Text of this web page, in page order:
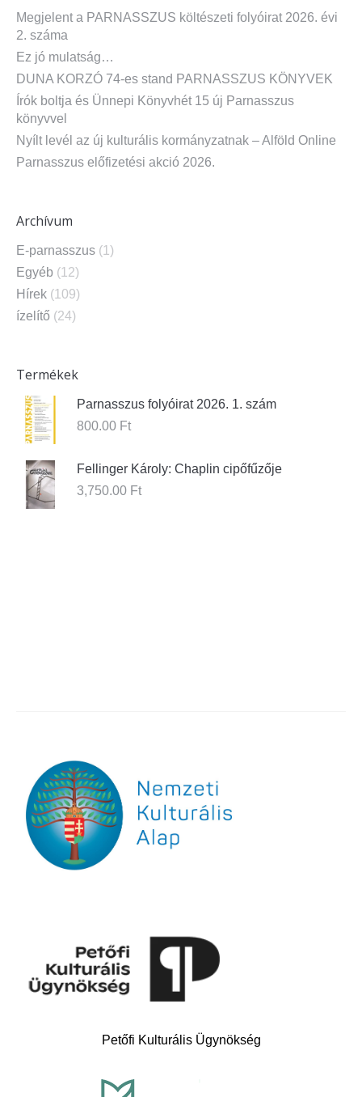
Megjelent a PARNASSZUS költészeti folyóirat 2026. évi
2. száma
Ez jó mulatság…
DUNA KORZÓ 74-es stand PARNASSZUS KÖNYVEK
Írók boltja és Ünnepi Könyvhét 15 új Parnasszus
könyvvel
Nyílt levél az új kulturális kormányzatnak – Alföld Online
Parnasszus előfizetési akció 2026.
Archívum
E-parnasszus (1)
Egyéb (12)
Hírek (109)
ízelítő (24)
Termékek
Parnasszus folyóirat 2026. 1. szám
800.00 Ft
Fellinger Károly: Chaplin cipőfűzője
3,750.00 Ft
Petőfi Kulturális Ügynökség